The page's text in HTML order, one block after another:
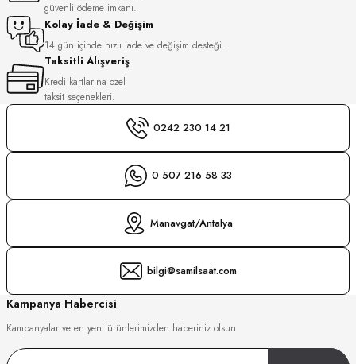
güvenli ödeme imkanı.
Kolay İade & Değişim
14 gün içinde hızlı iade ve değişim desteği.
Taksitli Alışveriş
Kredi kartlarına özel
taksit seçenekleri.
0242 230 14 21
0 507 216 58 33
Manavgat/Antalya
bilgi@samilsaat.com
Kampanya Habercisi
Kampanyalar ve en yeni ürünlerimizden haberiniz olsun